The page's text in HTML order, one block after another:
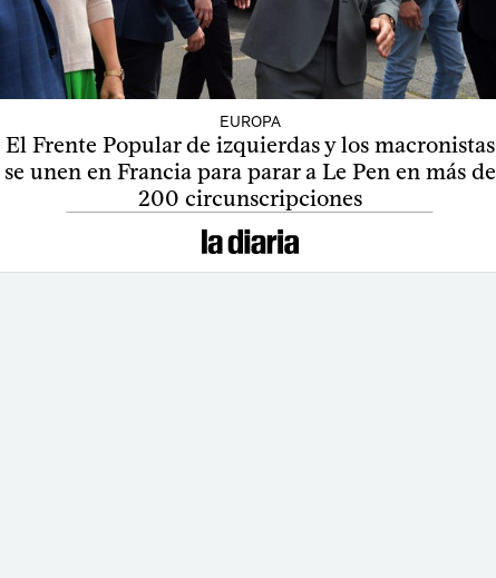
EUROPA
El Frente Popular de izquierdas y los macronistas
se unen en Francia para parar a Le Pen en más de
200 circunscripciones